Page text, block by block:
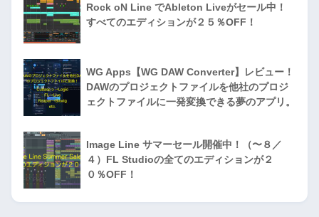
Rock oN Line でAbleton Liveがセール中！
すべてのエディションが２５％OFF！
WG Apps【WG DAW Converter】レビュー！
DAWのプロジェクトファイルを他社のプロジ
ェクトファイルに一発変換できる夢のアプリ。
Image Line サマーセール開催中！（〜８／
４）FL Studioの全てのエディションが２
０％OFF！